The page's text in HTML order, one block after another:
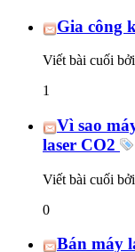
Gia công
Viết bài cuối bởi
1
Vì sao
laser CO2
Viết bài cuối bởi
0
Bán máy